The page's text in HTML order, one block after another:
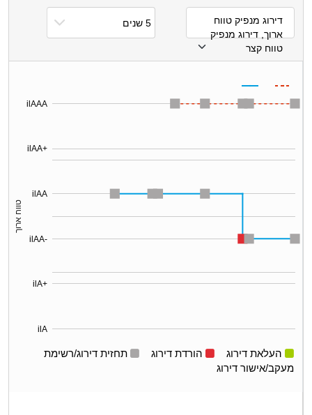
דירוג מנפיק טווח
ארוך, דירוג מנפיק
טווח קצר
ilA
ilA+
ilAA-
ilAA
ilAA+
ilAAA
טווח ארוך
העלאת דירוג הורדת דירוג
תחזית דירוג/רשימת
מעקב/אישור דירוג